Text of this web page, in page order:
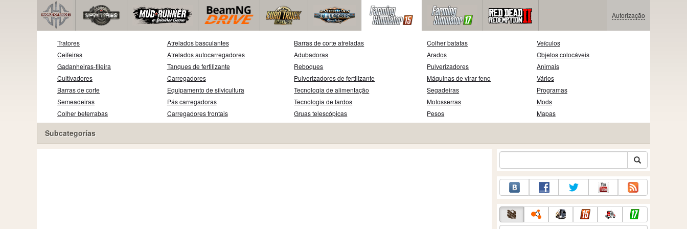
Autorização
Tratores
Ceifeiras
Gadanheiras-fileira
Cultivadores
Barras de corte
Semeadeiras
Colher beterrabas
Atrelados basculantes
Atrelados autocarregadores
Tanques de fertilizante
Carregadores
Equipamento de silvicultura
Pás carregadoras
Carregadores frontais
Barras de corte atreladas
Adubadoras
Reboques
Pulverizadores de fertilizante
Tecnologia de alimentação
Tecnologia de fardos
Gruas telescópicas
Colher batatas
Arados
Pulverizadores
Máquinas de virar feno
Segadeiras
Motosserras
Pesos
Veículos
Objetos colocáveis
Animais
Vários
Programas
Mods
Mapas
Subcategorías